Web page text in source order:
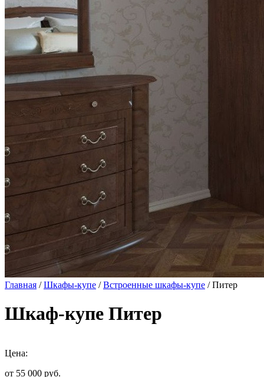
Главная /Шкафы-купе /Встроенные шкафы-купе / Питер
Шкаф-купе Питер
Цена:
от 55 000 руб.